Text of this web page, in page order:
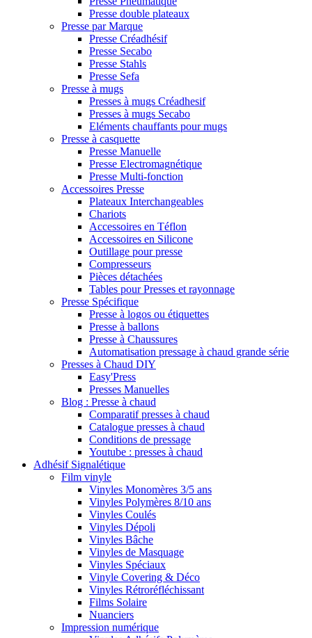
Presse double plateaux
Presse par Marque
Presse Créadhésif
Presse Secabo
Presse Stahls
Presse Sefa
Presse à mugs
Presses à mugs Créadhesif
Presses à mugs Secabo
Eléments chauffants pour mugs
Presse à casquette
Presse Manuelle
Presse Electromagnétique
Presse Multi-fonction
Accessoires Presse
Plateaux Interchangeables
Chariots
Accessoires en Téflon
Accessoires en Silicone
Outillage pour presse
Compresseurs
Pièces détachées
Tables pour Presses et rayonnage
Presse Spécifique
Presse à logos ou étiquettes
Presse à ballons
Presse à Chaussures
Automatisation pressage à chaud grande série
Presses à Chaud DIY
Easy'Press
Presses Manuelles
Blog : Presse à chaud
Comparatif presses à chaud
Catalogue presses à chaud
Conditions de pressage
Youtube : presses à chaud
Adhésif Signalétique
Film vinyle
Vinyles Monomères 3/5 ans
Vinyles Polymères 8/10 ans
Vinyles Coulés
Vinyles Dépoli
Vinyles Bâche
Vinyles de Masquage
Vinyles Spéciaux
Vinyle Covering & Déco
Vinyles Rétroréfléchissant
Films Solaire
Nuanciers
Impression numérique